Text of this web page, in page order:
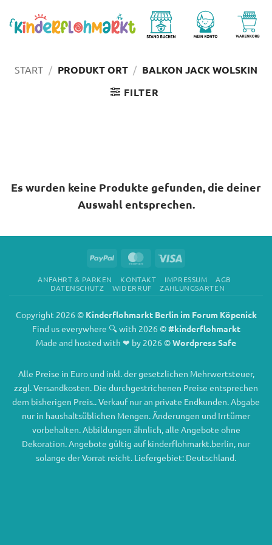
Inhalt
springen
START / PRODUKT ORT / BALKON JACK WOLSKIN
FILTER
Es wurden keine Produkte gefunden, die deiner
Auswahl entsprechen.
PayPal MasterCard
ANFAHRT & PARKEN KONTAKT IMPRESSUM
AGB
DATENSCHUTZ
WIDERRUF ZAHLUNGSARTEN
Copyright 2026 © Kinderflohmarkt Berlin im Forum Köpenick
Find us everywhere 🔍 with 2026 ©#kinderflohmarkt
Made and hosted with ❤ by 2026 ©Wordpress Safe
Alle Preise in Euro und inkl. der gesetzlichen Mehrwertsteuer,
zzgl. Versandkosten. Die durchgestrichenen Preise entsprechen
dem bisherigen Preis.. Verkauf nur an private Endkunden. Abgabe
nur in haushaltsüblichen Mengen. Änderungen und Irrtümer
vorbehalten. Abbildungen ähnlich, alle Angebote ohne
Dekoration. Angebote gültig auf kinderflohmarkt.berlin, nur
solange der Vorrat reicht. Liefergebiet: Deutschland.